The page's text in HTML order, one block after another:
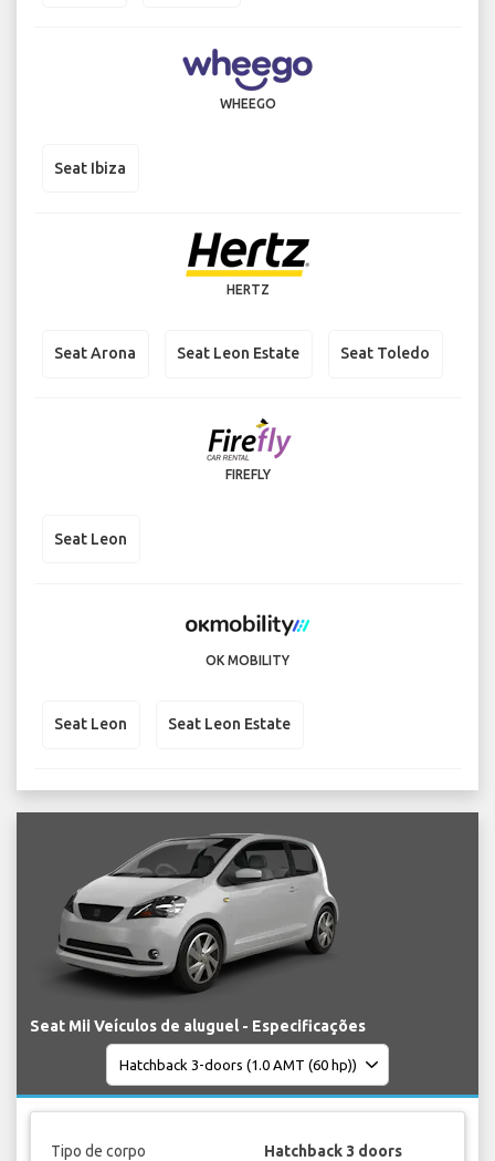
WHEEGO
Seat Ibiza
HERTZ
Seat Arona Seat Leon Estate Seat Toledo
FIREFLY
Seat Leon
OK MOBILITY
Seat Leon Seat Leon Estate
Seat Mii Veículos de aluguel - Especificações
Tipo de corpo Hatchback 3 doors